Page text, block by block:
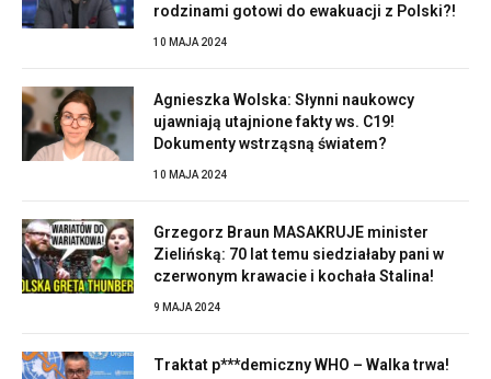
rodzinami gotowi do ewakuacji z Polski?!
10 MAJA 2024
Agnieszka Wolska: Słynni naukowcy
ujawniają utajnione fakty ws. C19!
Dokumenty wstrząsną światem?
10 MAJA 2024
Grzegorz Braun MASAKRUJE minister
Zielińską: 70 lat temu siedziałaby pani w
czerwonym krawacie i kochała Stalina!
9 MAJA 2024
Traktat p***demiczny WHO – Walka trwa!